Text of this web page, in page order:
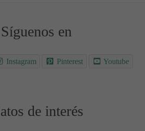
Síguenos en
Instagram Pinterest Youtube
de interés